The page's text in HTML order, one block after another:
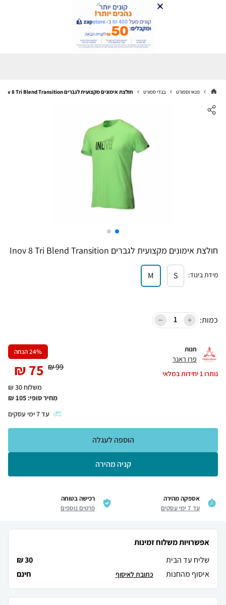
פנאי וספורט בגדי ספורט חולצת אימונים מקצועית לגברים Inov 8 Tri Blend Transition
חולצת אימונים מקצועית לגברים Inov 8 Tri Blend Transition
מידת ביגוד:
S
M
כמות:
חנות
פרו ראנר
נותרו1יחידות במלאי
24% הנחה
99
₪
75
₪
משלוח 30 ₪
מחיר סופי: 105
₪
עד7ימי עסקים
קניה מהירה
הוספה לעגלה
אספקה מהירה
עד 7 ימי עסקים
רכישה בטוחה
פרטים נוספים
אפשרויות משלוח זמינות
שליח עד הבית
30 ₪
איסוף מהחנות
חינם כתובת לאיסוף